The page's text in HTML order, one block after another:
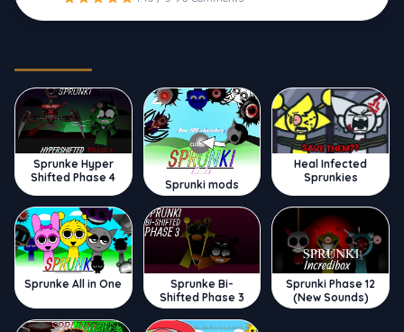
Sprunke Hyper
Shifted Phase 4
Sprunki mods
Heal Infected
Sprunkies
Sprunke All in One
Sprunke Bi-
Shifted Phase 3
Sprunki Phase 12
(New Sounds)